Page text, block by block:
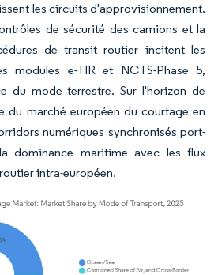
les circuits d'approvisionnement.
de sécurité des camions et la
de transit routier incitent les
modules e-TIR et NCTS-Phase 5,
du mode terrestre. Sur l'horizon de
du marché européen du courtage en
numériques synchronisés port-
dominance maritime avec les flux
intra-européen.